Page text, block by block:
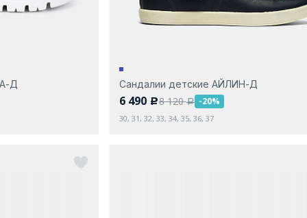
Д Сандалии детские АЙЛИН-Д
6 490 c8 120a -20%
30, 31, 32, 33, 34, 35, 36, 37